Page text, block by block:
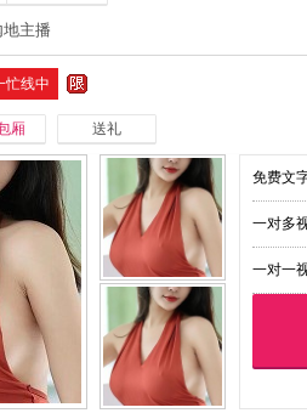
地主播
忙线中
厢 送礼
免费文
一对多
一对一